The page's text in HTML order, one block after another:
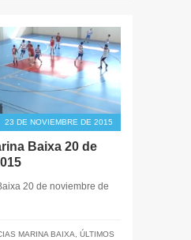
23 DE NOVIEMBRE DE 2015
Baixa 20 de
20 de noviembre de
MARINA BAIXA
ÚLTIMOS